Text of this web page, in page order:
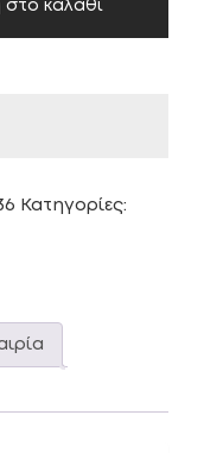
στο καλάθι
Κατηγορίες: